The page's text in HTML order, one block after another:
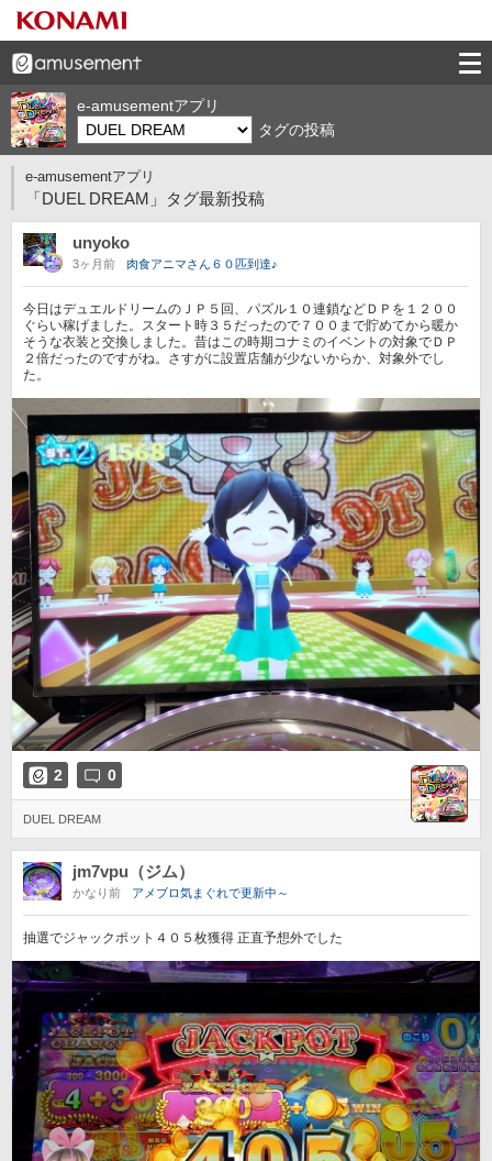
e-amusementアプリ
タグの投稿
e-amusementアプリ
「DUEL DREAM」タグ最新投稿
unyoko
3ヶ月前 肉食アニマさん６０匹到達♪
今日はデュエルドリームのＪＰ５回、パズル１０連鎖などＤＰを１２００
ぐらい稼げました。スタート時３５だったので７００まで貯めてから暖か
そうな衣装と交換しました。昔はこの時期コナミのイベントの対象でＤＰ
２倍だったのですがね。さすがに設置店舗が少ないからか、対象外でし
た。
2 0
DUEL DREAM
jm7vpu（ジム）
かなり前 アメブロ気まぐれで更新中～
抽選でジャックポット４０５枚獲得 正直予想外でした